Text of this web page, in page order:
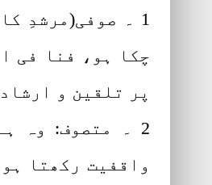
1 ۔ صوفی(مرشدِ
چکا ہو، فنا فی
پر تلقین و
2 ۔ متصوف: وہ
واقفیت رکھتا